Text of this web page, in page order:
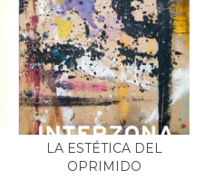
LA ESTÉTICA DEL
OPRIMIDO